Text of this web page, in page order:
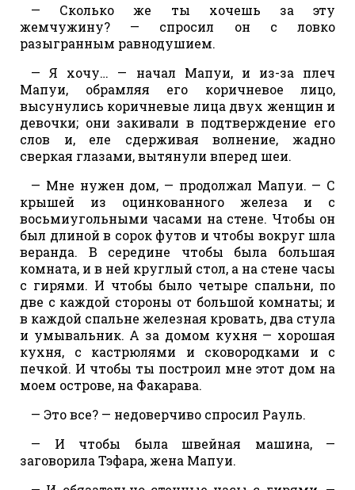
— Сколько же ты хочешь за эту
жемчужину? — спросил он с ловко
разыгранным равнодушием.
— Я хочу… — начал Мапуи, и из-за плеч
Мапуи, обрамляя его коричневое лицо,
высунулись коричневые лица двух женщин и
девочки; они закивали в подтверждение его
слов и, еле сдерживая волнение, жадно
сверкая глазами, вытянули вперед шеи.
— Мне нужен дом, — продолжал Мапуи. — С
крышей из оцинкованного железа и с
восьмиугольными часами на стене. Чтобы он
был длиной в сорок футов и чтобы вокруг шла
веранда. В середине чтобы была большая
комната, и в ней круглый стол, а на стене часы
с гирями. И чтобы было четыре спальни, по
две с каждой стороны от большой комнаты; и
в каждой спальне железная кровать, два стула
и умывальник. А за домом кухня — хорошая
кухня, с кастрюлями и сковородками и с
печкой. И чтобы ты построил мне этот дом на
моем острове, на Факарава.
— Это все? — недоверчиво спросил Рауль.
— И чтобы была швейная машина, —
заговорила Тэфара, жена Мапуи.